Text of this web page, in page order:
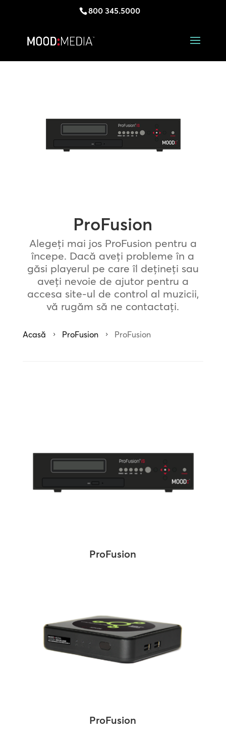
800 345.5000
ProFusion
Alegeți mai jos ProFusion pentru a
începe. Dacă aveți probleme în a
găsi playerul pe care îl dețineți sau
aveți nevoie de ajutor pentru a
accesa site-ul de control al muzicii,
vă rugăm să ne contactați.
Acasă 5 ProFusion 5 ProFusion
ProFusion
ProFusion